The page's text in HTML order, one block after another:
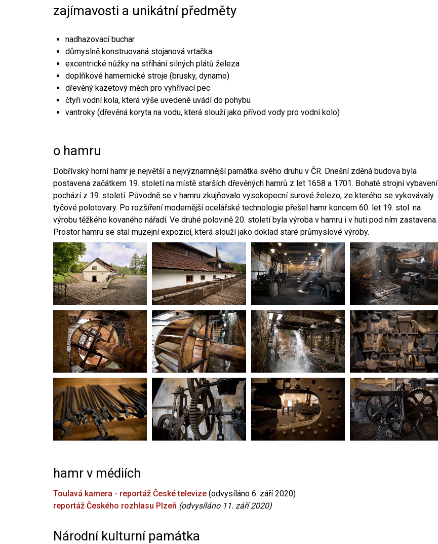
zajímavosti a unikátní předměty
nadhazovací buchar
důmyslně konstruovaná stojanová vrtačka
excentrické nůžky na stříhání silných plátů železa
doplňkové hamernické stroje (brusky, dynamo)
dřevěný kazetový měch pro vyhřívací pec
čtyři vodní kola, která výše uvedené uvádí do pohybu
vantroky (dřevěná koryta na vodu, která slouží jako přívod vody pro vodní kolo)
o hamru
Dobřívský horní hamr je největší a nejvýznamnější památka svého druhu v ČR. Dnešní zděná budova byla
postavena začátkem 19. století na místě starších dřevěných hamrů z let 1658 a 1701. Bohaté strojní vybavení
pochází z 19. století. Původně se v hamru zkujňovalo vysokopecní surové železo, ze kterého se vykovávaly
tyčové polotovary. Po rozšíření modernější ocelářské technologie přešel hamr koncem 60. let 19. stol. na
výrobu těžkého kovaného nářadí. Ve druhé polovině 20. století byla výroba v hamru i v huti pod ním zastavena.
Prostor hamru se stal muzejní expozicí, která slouží jako doklad staré průmyslové výroby.
hamr v médiích
Toulavá kamera - reportáž České televize (odvysíláno 6. září 2020)
reportáž Českého rozhlasu Plzeň (odvysíláno 11. září 2020)
Národní kulturní památka